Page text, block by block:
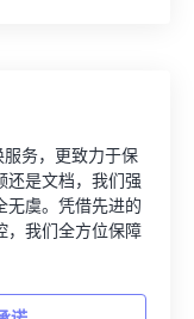
务，更致力于保
还是文档，我们强
无虞。凭借先进的
，我们全方位保障